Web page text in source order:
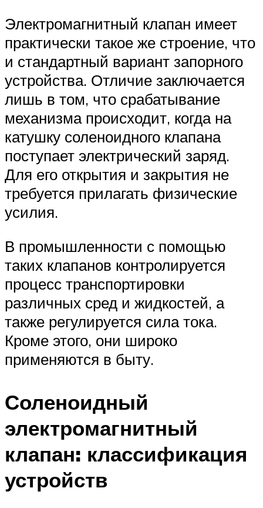
Электромагнитный клапан имеет
практически такое же строение, что
и стандартный вариант запорного
устройства. Отличие заключается
лишь в том, что срабатывание
механизма происходит, когда на
катушку соленоидного клапана
поступает электрический заряд.
Для его открытия и закрытия не
требуется прилагать физические
усилия.
В промышленности с помощью
таких клапанов контролируется
процесс транспортировки
различных сред и жидкостей, а
также регулируется сила тока.
Кроме этого, они широко
применяются в быту.
Соленоидный
электромагнитный
клапан: классификация
устройств